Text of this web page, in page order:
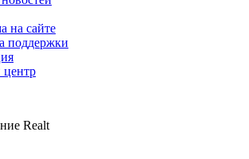
на сайте
поддержки
Realt